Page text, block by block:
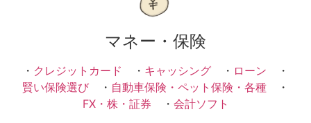
マネー・保険
・ クレジットカード ・ キャッシング ・ ローン ・
賢い保険選び ・ 自動車保険・ペット保険・各種 ・
FX・株・証券 ・ 会計ソフト